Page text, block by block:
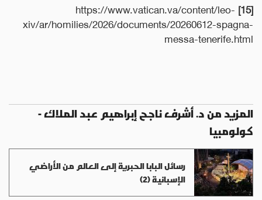
[15]
https://www.vatican.va/content/leo-
xiv/ar/homilies/2026/documents/20260612-spagna-
messa-tenerife.html
المزيد من د. أشرف ناجح إبراهيم عبد الملاك -
كولومبيا
رسائل البابا الحبرية إلى العالم من الأراضي
الإسبانية (2)